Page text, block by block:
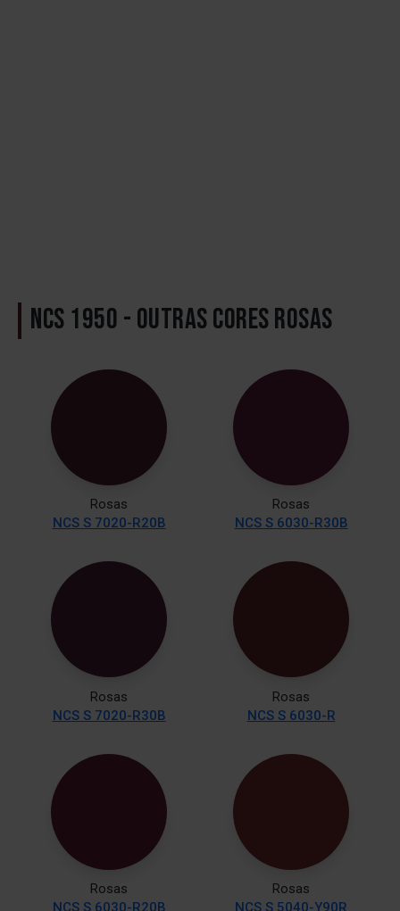
NCS 1950 - OUTRAS CORES ROSAS
Rosas
NCS S 7020-R20B
Rosas
NCS S 6030-R30B
Rosas
NCS S 7020-R30B
Rosas
NCS S 6030-R
Rosas
NCS S 6030-R20B
Rosas
NCS S 5040-Y90R